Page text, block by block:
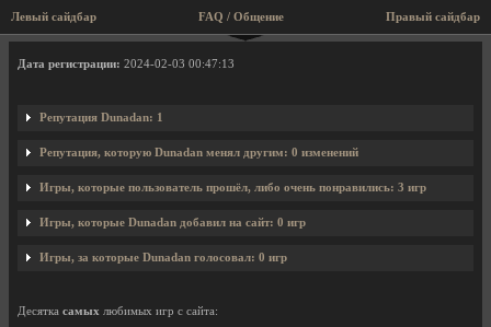
Левый сайдбар Правый сайдбар
FAQ / Общение
Профиль пользователя Dunadan
Дата регистрации: 2024-02-03 00:47:13
Репутация Dunadan: 1
Репутация, которую Dunadan менял другим: 0 изменений
Игры, которые пользователь прошёл, либо очень понравились: 3 игр
Игры, которые Dunadan добавил на сайт: 0 игр
Игры, за которые Dunadan голосовал: 0 игр
Десятка самых любимых игр с сайта: